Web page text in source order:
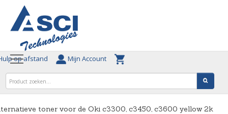
op afstand Mijn Account
toner voor de Oki c3300, c3450, c3600 yellow 2k